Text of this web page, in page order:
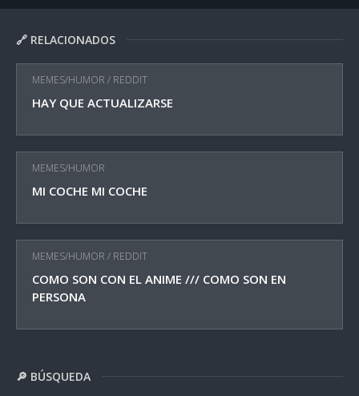
🔗 RELACIONADOS
MEMES/HUMOR / REDDIT
HAY QUE ACTUALIZARSE
MEMES/HUMOR
MI COCHE MI COCHE
MEMES/HUMOR / REDDIT
COMO SON CON EL ANIME /// COMO SON EN
PERSONA
🔎 BÚSQUEDA